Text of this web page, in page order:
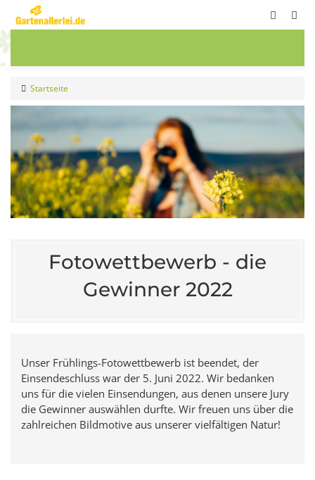
Startseite
Fotowettbewerb - die
Gewinner 2022
Unser Frühlings-Fotowettbewerb ist beendet, der
Einsendeschluss war der 5. Juni 2022. Wir bedanken
uns für die vielen Einsendungen, aus denen unsere Jury
die Gewinner auswählen durfte. Wir freuen uns über die
zahlreichen Bildmotive aus unserer vielfältigen Natur!